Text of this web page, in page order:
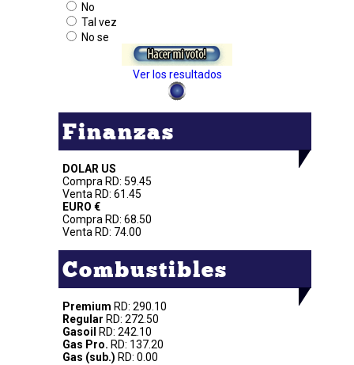
No
Tal vez
No se
Ver los resultados
Finanzas
DOLAR US
Compra RD: 59.45
Venta RD: 61.45
EURO €
Compra RD: 68.50
Venta RD: 74.00
Combustibles
Premium RD: 290.10
Regular RD: 272.50
Gasoil
RD: 242.10
Gas Pro. RD: 137.20
Gas (sub.) RD: 0.00